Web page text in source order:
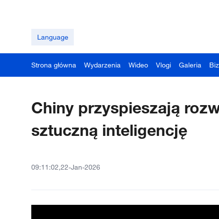
Language
Strona główna Wydarzenia Wideo Vlogi Galeria
Chiny przyspieszają
sztuczną inteligencję
09:11:02,22-Jan-2026